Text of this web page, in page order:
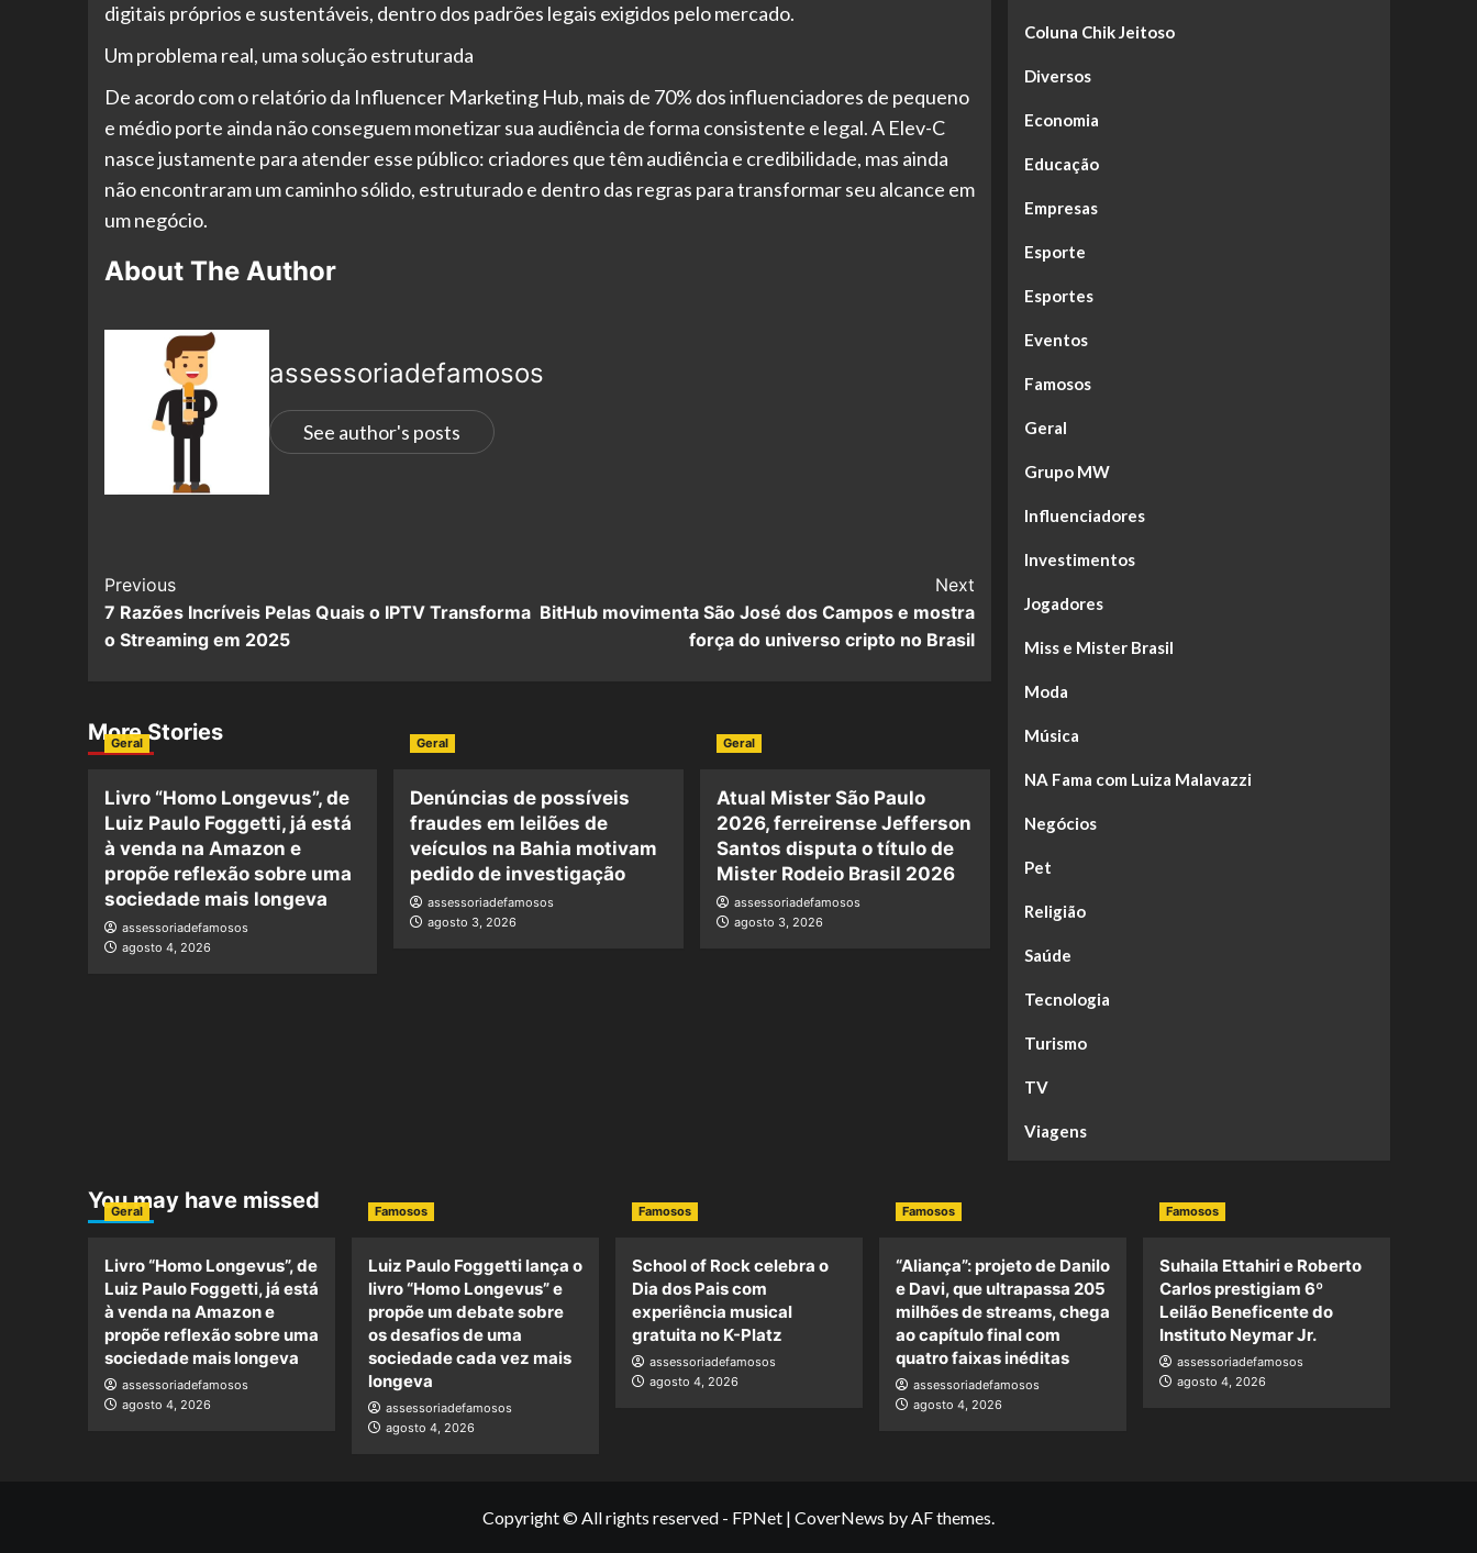
digitais próprios e sustentáveis, dentro dos padrões legais exigidos pelo mercado.
Um problema real, uma solução estruturada
De acordo com o relatório da Influencer Marketing Hub, mais de 70% dos influenciadores de pequeno
e médio porte ainda não conseguem monetizar sua audiência de forma consistente e legal. A Elev-C
nasce justamente para atender esse público: criadores que têm audiência e credibilidade, mas ainda
não encontraram um caminho sólido, estruturado e dentro das regras para transformar seu alcance em
um negócio.
About The Author
assessoriadefamosos
See author's posts
Previous
7 Razões Incríveis Pelas Quais o IPTV Transforma
o Streaming em 2025
Next
BitHub movimenta São José dos Campos e mostra
força do universo cripto no Brasil
More Stories
Geral
Livro “Homo Longevus”, de
Luiz Paulo Foggetti, já está
à venda na Amazon e
propõe reflexão sobre uma
sociedade mais longeva
assessoriadefamosos
agosto 4, 2026
Geral
Denúncias de possíveis
fraudes em leilões de
veículos na Bahia motivam
pedido de investigação
assessoriadefamosos
agosto 3, 2026
Geral
Atual Mister São Paulo
2026, ferreirense Jefferson
Santos disputa o título de
Mister Rodeio Brasil 2026
assessoriadefamosos
agosto 3, 2026
Coluna Chik Jeitoso
Diversos
Economia
Educação
Empresas
Esporte
Esportes
Eventos
Famosos
Geral
Grupo MW
Influenciadores
Investimentos
Jogadores
Miss e Mister Brasil
Moda
Música
NA Fama com Luiza Malavazzi
Negócios
Pet
Religião
Saúde
Tecnologia
Turismo
TV
Viagens
You may have missed
Geral
Livro “Homo Longevus”, de
Luiz Paulo Foggetti, já está
à venda na Amazon e
propõe reflexão sobre uma
sociedade mais longeva
assessoriadefamosos
agosto 4, 2026
Famosos
Luiz Paulo Foggetti lança o
livro “Homo Longevus” e
propõe um debate sobre
os desafios de uma
sociedade cada vez mais
longeva
assessoriadefamosos
agosto 4, 2026
Famosos
School of Rock celebra o
Dia dos Pais com
experiência musical
gratuita no K-Platz
assessoriadefamosos
agosto 4, 2026
Famosos
“Aliança”: projeto de Danilo
e Davi, que ultrapassa 205
milhões de streams, chega
ao capítulo final com
quatro faixas inéditas
assessoriadefamosos
agosto 4, 2026
Famosos
Suhaila Ettahiri e Roberto
Carlos prestigiam 6º
Leilão Beneficente do
Instituto Neymar Jr.
assessoriadefamosos
agosto 4, 2026
Copyright © All rights reserved - FPNet | CoverNews by AF themes.